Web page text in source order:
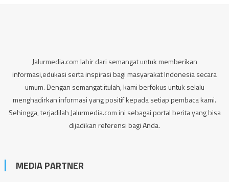
Jalurmedia.com lahir dari semangat untuk memberikan
informasi,edukasi serta inspirasi bagi masyarakat Indonesia secara
umum. Dengan semangat itulah, kami berfokus untuk selalu
menghadirkan informasi yang positif kepada setiap pembaca kami.
Sehingga, terjadilah Jalurmedia.com ini sebagai portal berita yang bisa
dijadikan referensi bagi Anda.
MEDIA PARTNER